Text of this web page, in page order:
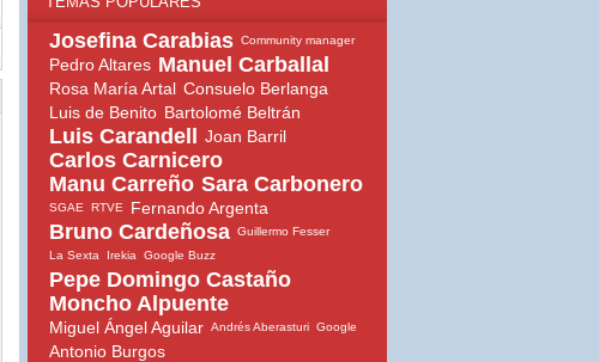
Josefina Carabias Community manager
Pedro Altares Manuel Carballal
Rosa María Artal Consuelo Berlanga
Luis de Benito Bartolomé Beltrán
Luis Carandell Joan Barril
Carlos Carnicero
Manu Carreño Sara Carbonero
SGAE RTVE Fernando Argenta
Bruno Cardeñosa Guillermo Fesser
La Sexta
Irekia Google Buzz
Pepe Domingo Castaño
Moncho Alpuente
Miguel Ángel Aguilar Andrés Aberasturi Google
Antonio Burgos